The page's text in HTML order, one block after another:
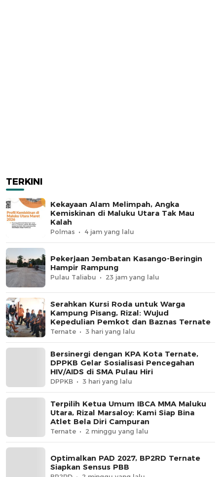
TERKINI
Kekayaan Alam Melimpah, Angka
Kemiskinan di Maluku Utara Tak Mau
Kalah
Polmas 4 jam yang lalu
Pekerjaan Jembatan Kasango-Beringin
Hampir Rampung
Pulau Taliabu 23 jam yang lalu
Serahkan Kursi Roda untuk Warga
Kampung Pisang, Rizal: Wujud
Kepedulian Pemkot dan Baznas Ternate
Ternate 3 hari yang lalu
Bersinergi dengan KPA Kota Ternate,
DPPKB Gelar Sosialisasi Pencegahan
HIV/AIDS di SMA Pulau Hiri
DPPKB 3 hari yang lalu
Terpilih Ketua Umum IBCA MMA Maluku
Utara, Rizal Marsaloy: Kami Siap Bina
Atlet Bela Diri Campuran
Ternate 2 minggu yang lalu
Optimalkan PAD 2027, BP2RD Ternate
Siapkan Sensus PBB